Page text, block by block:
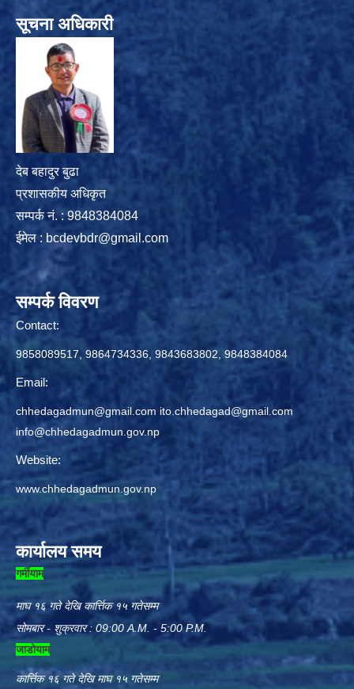
सूचना अधिकारी
देब बहादुर बुढा
प्रशासकीय अधिकृत
सम्पर्क नं. : 9848384084
ईमेल : bcdevbdr@gmail.com
सम्पर्क विवरण
Contact:
9858089517, 9864734336, 9843683802, 9848384084
Email:
chhedagadmun@gmail.com ito.chhedagad@gmail.com
info@chhedagadmun.gov.np
Website:
www.chhedagadmun.gov.np
कार्यालय समय
गर्मीयाम
माघ १६ गते देखि कार्त्तिक १५ गतेसम्म
सोमबार - शुक्रवार : 09:00 A.M. - 5:00 P.M.
जाडोयाम
कार्त्तिक १६ गते देखि माघ १५ गतेसम्म